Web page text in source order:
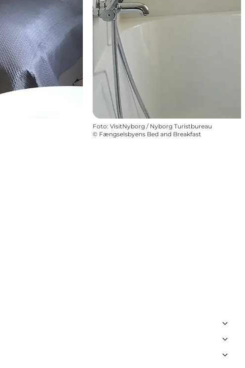
Foto: VisitNyborg / Nyborg Turistbureau
© Fængselsbyens Bed and Breakfast